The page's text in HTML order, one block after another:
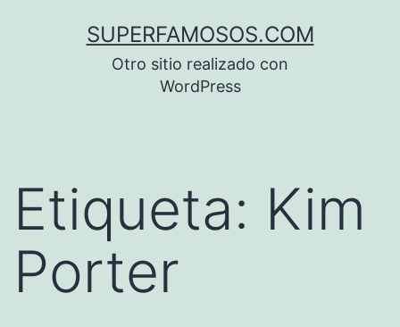
SUPERFAMOSOS.COM
Otro sitio realizado con
WordPress
Etiqueta: Kim
Porter